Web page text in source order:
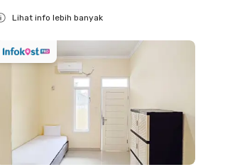
Lihat info lebih banyak